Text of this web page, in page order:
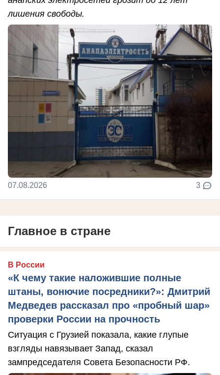
лишения свободы.
07.08.2026 3
Главное в стране
В России
«К чему такие наложившие полные
штаны, вонючие посредники?»: Дмитрий
Медведев рассказал про «пробный шар»
проверки России на прочность
Ситуация с Грузией показала, какие глупые
взгляды навязывает Запад, сказал
зампредседателя Совета Безопасности РФ.